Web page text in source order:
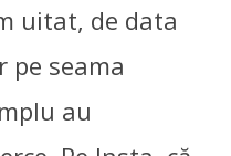
uitat, de data
pe seama
au